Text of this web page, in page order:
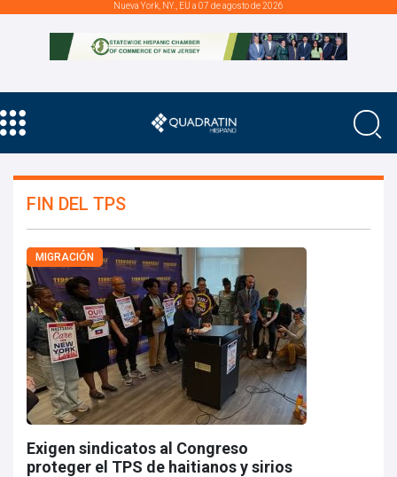
Nueva York, NY., EU a 07 de agosto de 2026
FIN DEL TPS
MIGRACIÓN
Exigen sindicatos al Congreso
proteger el TPS de haitianos y sirios